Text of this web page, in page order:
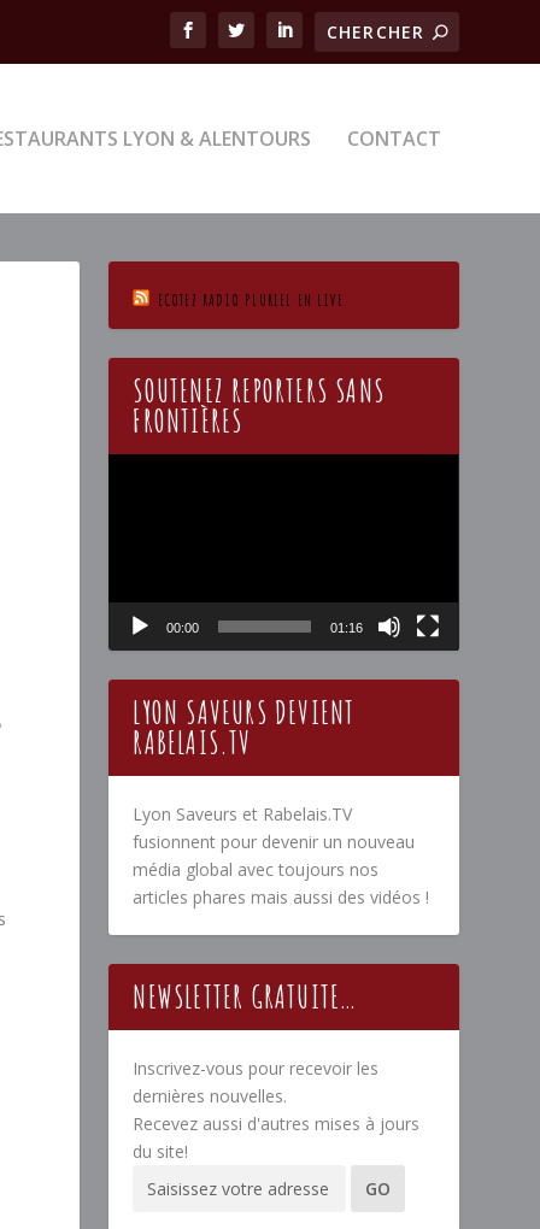
LYON & ALENTOURS CONTACT
ECOTEZ RADIO PLURIEL EN LIVE
SOUTENEZ REPORTERS SANS
FRONTIÈRES
00:00 01:16
LYON SAVEURS DEVIENT
RABELAIS.TV
Lyon Saveurs et Rabelais.TV
fusionnent pour devenir un nouveau
média global avec toujours nos
articles phares mais aussi des vidéos !
NEWSLETTER GRATUITE…
Inscrivez-vous pour recevoir les
dernières nouvelles.
Recevez aussi d'autres mises à jours
du site!